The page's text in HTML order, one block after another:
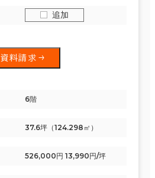
追加
資料請求
6階
37.6坪（124.298㎡）
526,000円 13,990円/坪